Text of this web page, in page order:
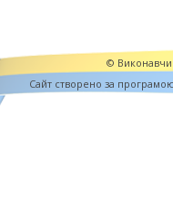
©
Cайт створено за